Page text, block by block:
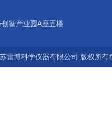
智产业园A座五楼
雷博科学仪器有限公司 版权所